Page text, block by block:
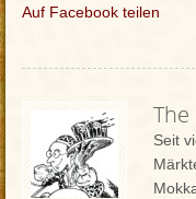
Auf Facebook teilen
Seit